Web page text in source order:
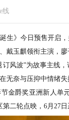
线
生》今日预售开启
戴玉麒领衔主演，
订风波”为故事主线
无奈与压抑中情绪
金爵奖亚洲新人单
二轮点映，6月27日